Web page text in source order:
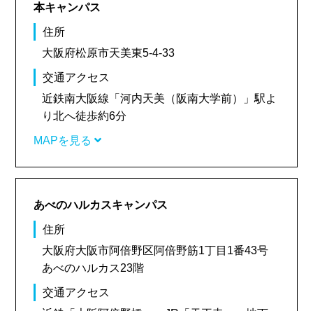
本キャンパス
住所
大阪府松原市天美東5-4-33
交通アクセス
近鉄南大阪線「河内天美（阪南大学前）」駅よ
り北へ徒歩約6分
MAPを見る
あべのハルカスキャンパス
住所
大阪府大阪市阿倍野区阿倍野筋1丁目1番43号
あべのハルカス23階
交通アクセス